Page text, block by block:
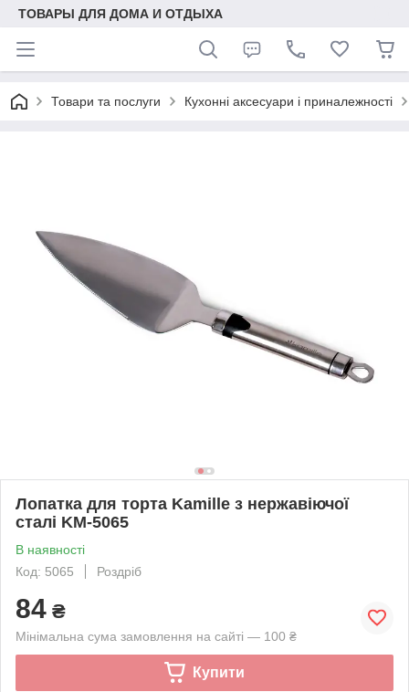
ТОВАРЫ ДЛЯ ДОМА И ОТДЫХА
Товари та послуги Кухонні аксесуари і приналежності
Лопатка для торта Kamille з нержавіючої
сталі KM-5065
В наявності
Код: 5065
Роздріб
84 ₴
Мінімальна сума замовлення на сайті — 100 ₴
Купити